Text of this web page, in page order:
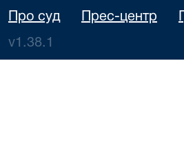
Про суд Прес-центр
v1.38.1